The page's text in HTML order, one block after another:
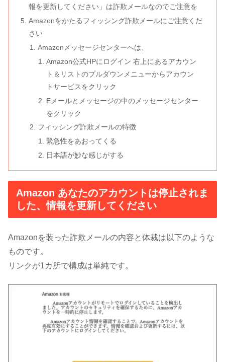
報を更新してください」は詐欺メールなのでご注意を
Amazonをかたるフィッシング詐欺メールにご注意くだ
さい
Amazonメッセージセンターへは、
Amazon公式HPにログイン 右上にあるアカウン
ト＆リストのプルダウンメニューからアカウン
トサービスをクリック
Eメールとメッセージの中のメッセージセンター
をクリック
フィッシング詐欺メールの特徴
緊急性をあおってくる
日本語が妙な感じがする
Amazon あなたのアカウントは停止されま
した、情報を更新してください
Amazonを装った詐欺メールの内容と体裁は以下のような
ものです。
リンクが1カ所で構成は単純です。